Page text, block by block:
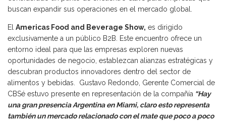
buscan expandir sus operaciones en el mercado global.
El Americas Food and Beverage Show, es dirigido
exclusivamente a un público B2B. Este encuentro ofrece un
entorno ideal para que las empresas exploren nuevas
oportunidades de negocio, establezcan alianzas estratégicas y
descubran productos innovadores dentro del sector de
alimentos y bebidas. Gustavo Redondo, Gerente Comercial de
CBSé estuvo presente en representación de la compañía “Hay
una gran presencia Argentina en Miami, claro esto representa
también un mercado relacionado con el mate que poco a poco